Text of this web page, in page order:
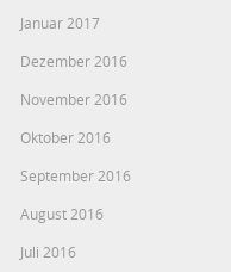
Januar 2017
Dezember 2016
November 2016
Oktober 2016
September 2016
August 2016
Juli 2016